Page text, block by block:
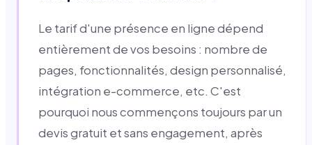
Le tarif d'une présence en ligne dépend
entièrement de vos besoins : nombre de
pages, fonctionnalités, design personnalisé,
intégration e-commerce, etc. C'est
pourquoi nous commençons toujours par un
devis gratuit et sans engagement, après